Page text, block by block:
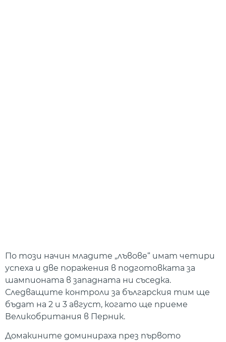
По този начин младите „лъвове“ имат четири
успеха и две поражения в подготовката за
шампионата в западната ни съседка.
Следващите контроли за българския тим ще
бъдат на 2 и 3 август, когато ще приеме
Великобритания в Перник.
Домакините доминираха през първото